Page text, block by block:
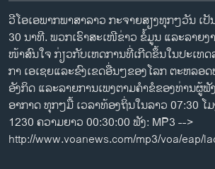
ວິທະຍາສາດ-ເທັກໂນໂລຈີ
ທຸລະກິດ
ພາສາອັງກິດ
ວີດີໂອ
ສຽງ
ລາຍການກະຈາຍສຽງ
ຕິດຕາມພວກເຮົາ ທີ່
ວີ​ໂອ​ເອພາກ​ພາສາ​ລາວ​ ກະຈາຍສຽງ​ທຸກໆ​ວັນ ​ເປັ
30 ນາທີ. ພວກ​ເຮົາ​ສະ​ເໜີຂ່າວ ຂໍ້​ມູນ ​ແລະ​ລາຍ​ງ
ໜ້າ​ສົນ​ໃຈ ກ່ຽວກັບ​​ເຫດການ​​ທີ່​ເກີດ​ຂຶ້ນ​ໃນ​ປະ​ເທ
ກາ ​ເອ​ເຊຍ​ແລະ​ຂົງເຂດ​ອື່ນໆ​ຂອງ​ໂລກ ຕະຫລອ
ອັງກິດ ​ແລະ​ລາຍການ​ເພງ​ຕາມ​ຄຳ​ຂໍ​ຂອງ​ທ່ານ​ຜູ້​ຟັ
ອາກາດ ທຸກໆມື້ ເວລາທ້ອງຖິ່ນໃນລາວ 07:30 ໂ
1230 ຄວາມຍາວ 00:30:00 ຟັງ: MP3 -->
http://www.voanews.com/mp3/voa/eap/